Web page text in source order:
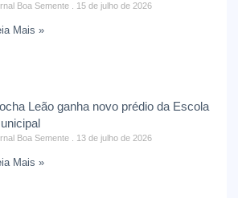
Boa Semente 15 de julho de 2026
Mais »
Leão ganha novo prédio da Escola
Boa Semente 13 de julho de 2026
Mais »